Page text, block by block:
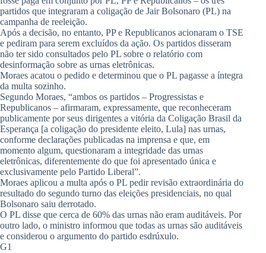
partidos que integraram a coligação de Jair Bolsonaro (PL) na
campanha de reeleição.
Após a decisão, no entanto, PP e Republicanos acionaram o TSE
e pediram para serem excluídos da ação. Os partidos disseram
não ter sido consultados pelo PL sobre o relatório com
desinformação sobre as urnas eletrônicas.
Moraes acatou o pedido e determinou que o PL pagasse a íntegra
da multa sozinho.
Segundo Moraes, “ambos os partidos – Progressistas e
Republicanos – afirmaram, expressamente, que reconheceram
publicamente por seus dirigentes a vitória da Coligação Brasil da
Esperança [a coligação do presidente eleito, Lula] nas urnas,
conforme declarações publicadas na imprensa e que, em
momento algum, questionaram a integridade das urnas
eletrônicas, diferentemente do que foi apresentado única e
exclusivamente pelo Partido Liberal”.
Moraes aplicou a multa após o PL pedir revisão extraordinária do
resultado do segundo turno das eleições presidenciais, no qual
Bolsonaro saiu derrotado.
O PL disse que cerca de 60% das urnas não eram auditáveis. Por
outro lado, o ministro informou que todas as urnas são auditáveis
e considerou o argumento do partido esdrúxulo.
G1